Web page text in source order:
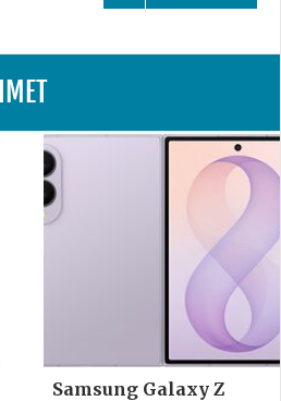
Samsung Galaxy Z